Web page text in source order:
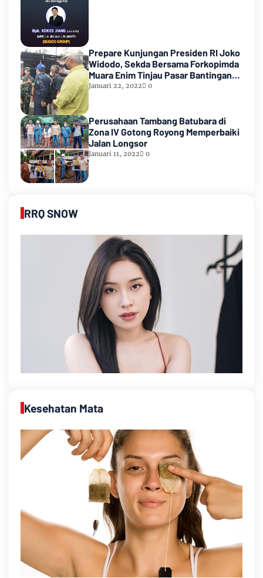
Prepare Kunjungan Presiden RI Joko
Widodo, Sekda Bersama Forkopimda
Muara Enim Tinjau Pasar Bantingan
Tanjung Enim
Januari 22, 2022 0
Perusahaan Tambang Batubara di
Zona IV Gotong Royong Memperbaiki
Jalan Longsor
Januari 11, 2022 0
RRQ SNOW
Kesehatan Mata